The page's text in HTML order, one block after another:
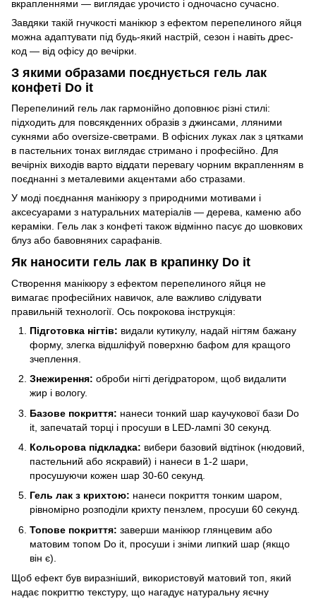
вкрапленнями — виглядає урочисто і одночасно сучасно.
Завдяки такій гнучкості манікюр з ефектом перепелиного яйця
можна адаптувати під будь-який настрій, сезон і навіть дрес-
код — від офісу до вечірки.
З якими образами поєднується гель лак
конфеті Do it
Перепелиний гель лак гармонійно доповнює різні стилі:
підходить для повсякденних образів з джинсами, лляними
сукнями або oversize-светрами. В офісних луках лак з цятками
в пастельних тонах виглядає стримано і професійно. Для
вечірніх виходів варто віддати перевагу чорним вкрапленням в
поєднанні з металевими акцентами або стразами.
У моді поєднання манікюру з природними мотивами і
аксесуарами з натуральних матеріалів — дерева, каменю або
кераміки. Гель лак з конфеті також відмінно пасує до шовкових
блуз або бавовняних сарафанів.
Як наносити гель лак в крапинку Do it
Створення манікюру з ефектом перепелиного яйця не
вимагає професійних навичок, але важливо слідувати
правильній технології. Ось покрокова інструкція:
Підготовка нігтів: видали кутикулу, надай нігтям бажану
форму, злегка відшліфуй поверхню бафом для кращого
зчеплення.
Знежирення: оброби нігті дегідратором, щоб видалити
жир і вологу.
Базове покриття: нанеси тонкий шар каучукової бази Do
it, запечатай торці і просуши в LED-лампі 30 секунд.
Кольорова підкладка: вибери базовий відтінок (нюдовий,
пастельний або яскравий) і нанеси в 1-2 шари,
просушуючи кожен шар 30-60 секунд.
Гель лак з крихтою: нанеси покриття тонким шаром,
рівномірно розподіли крихту пензлем, просуши 60 секунд.
Топове покриття: заверши манікюр глянцевим або
матовим топом Do it, просуши і зніми липкий шар (якщо
він є).
Щоб ефект був виразніший, використовуй матовий топ, який
надає покриттю текстуру, що нагадує натуральну яєчну